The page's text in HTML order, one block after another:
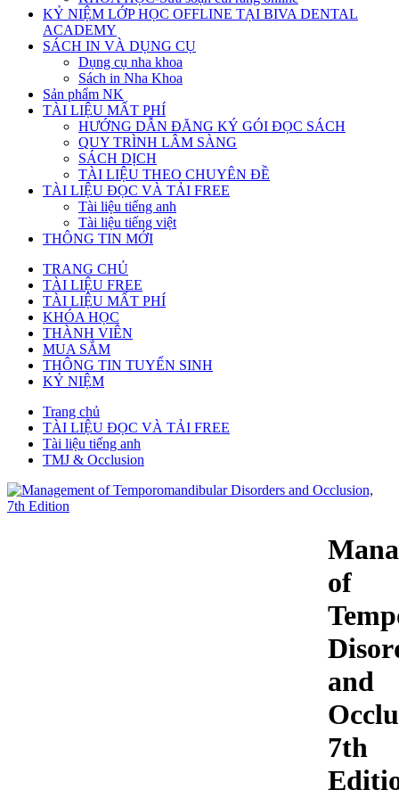
KỶ NIỆM LỚP HỌC OFFLINE TẠI BIVA DENTAL
ACADEMY
SÁCH IN VÀ DỤNG CỤ
Dụng cụ nha khoa
Sách in Nha Khoa
Sản phẩm NK
TÀI LIỆU MẤT PHÍ
HƯỚNG DẪN ĐĂNG KÝ GÓI ĐỌC SÁCH
QUY TRÌNH LÂM SÀNG
SÁCH DỊCH
TÀI LIỆU THEO CHUYÊN ĐỀ
TÀI LIỆU ĐỌC VÀ TẢI FREE
Tài liệu tiếng anh
Tài liệu tiếng việt
THÔNG TIN MỚI
TRANG CHỦ
TÀI LIỆU FREE
TÀI LIỆU MẤT PHÍ
KHÓA HỌC
THÀNH VIÊN
MUA SẮM
THÔNG TIN TUYỂN SINH
KỶ NIỆM
Trang chủ
TÀI LIỆU ĐỌC VÀ TẢI FREE
Tài liệu tiếng anh
TMJ & Occlusion
of
and
7th